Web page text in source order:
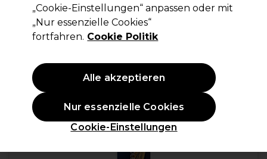
(68)
12,60 € ohne MwSt. (PROFI-PREIS)
14,99 €inkl. MwSt.)| 21.00 € pro 100ml
ANGEBOT
„Cookie-Einstellungen“ anpassen oder mit
„Nur essenzielle Cookies“
fortfahren. Cookie Politik
Cookie-Einstellungen
Nur essenzielle Cookies
Alle akzeptieren